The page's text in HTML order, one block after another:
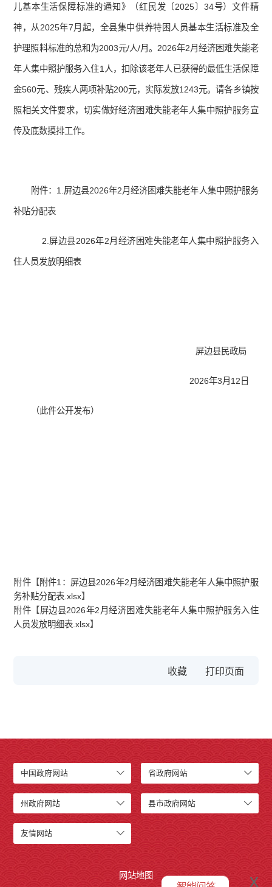
儿基本生活保障标准的通知》（红民发〔2025〕34号）文件精
神，从2025年7月起，全县集中供养特困人员基本生活标准及全
护理照料标准的总和为2003元/人/月。2026年2月经济困难失能老
年人集中照护服务入住1人，扣除该老年人已获得的最低生活保障
金560元、残疾人两项补贴200元，实际发放1243元。请各乡镇按
照相关文件要求，切实做好经济困难失能老年人集中照护服务宣
传及底数摸排工作。
附件：1.屏边县2026年2月经济困难失能老年人集中照护服务
补贴分配表
2.屏边县2026年2月经济困难失能老年人集中照护服务入
住人员发放明细表
屏边县民政局
2026年3月12日
（此件公开发布）
附件【附件1：屏边县2026年2月经济困难失能老年人集中照护服
务补贴分配表.xlsx】
附件【屏边县2026年2月经济困难失能老年人集中照护服务入住
人员发放明细表.xlsx】
收藏
中国政府网站 省政府网站
州政府网站 县市政府网站
友情网站
网站地图 x